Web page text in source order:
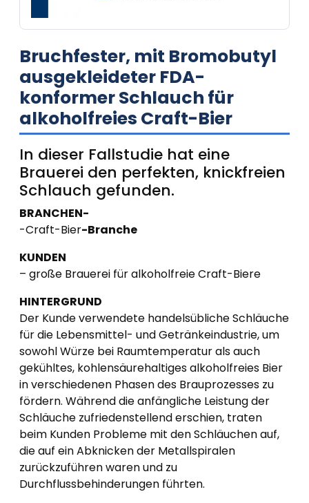
Bruchfester, mit Bromobutyl
ausgekleideter FDA-
konformer Schlauch für
alkoholfreies Craft-Bier
In dieser Fallstudie hat eine
Brauerei den perfekten, knickfreien
Schlauch gefunden.
BRANCHEN-
-Craft-Bier-Branche
KUNDEN
– große Brauerei für alkoholfreie Craft-Biere
HINTERGRUND
Der Kunde verwendete handelsübliche Schläuche
für die Lebensmittel- und Getränkeindustrie, um
sowohl Würze bei Raumtemperatur als auch
gekühltes, kohlensäurehaltiges alkoholfreies Bier
in verschiedenen Phasen des Brauprozesses zu
fördern. Während die anfängliche Leistung der
Schläuche zufriedenstellend erschien, traten
beim Kunden Probleme mit den Schläuchen auf,
die auf ein Abknicken der Metallspiralen
zurückzuführen waren und zu
Durchflussbehinderungen führten.